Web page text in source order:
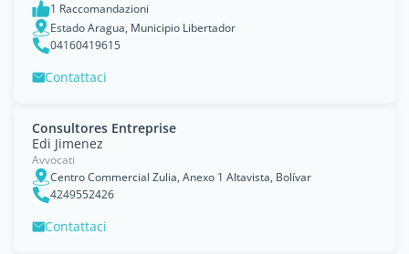
1 Raccomandazioni
Estado Aragua, Municipio Libertador
04160419615
Contattaci
Consultores Entreprise
Edi Jimenez
Avvocati
Centro Commercial Zulia, Anexo 1 Altavista, Bolívar
4249552426
Contattaci